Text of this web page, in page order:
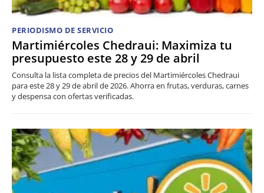
PERIODISMO DE SERVICIO
Martimiércoles Chedraui: Maximiza tu
presupuesto este 28 y 29 de abril
Consulta la lista completa de precios del Martimiércoles Chedraui
para este 28 y 29 de abril de 2026. Ahorra en frutas, verduras, carnes
y despensa con ofertas verificadas.